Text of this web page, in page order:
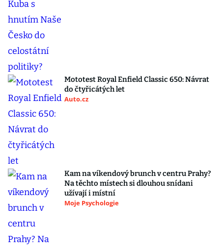
Mototest Royal Enfield Classic 650: Návrat
do čtyřicátých let
Auto.cz
Kam na víkendový brunch v centru Prahy?
Na těchto místech si dlouhou snídani
užívají i místní
Moje Psychologie